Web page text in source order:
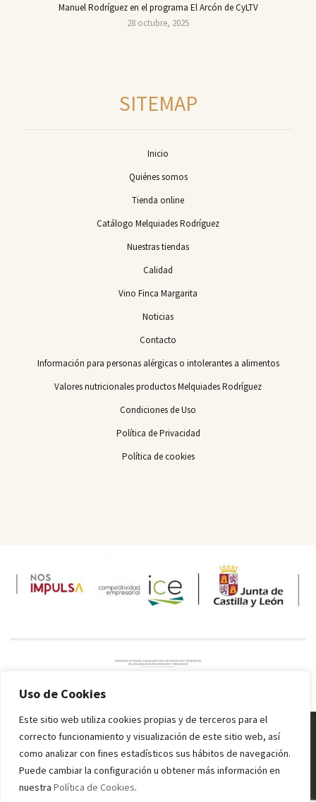
Uso de Cookies
Este sitio web utiliza cookies propias y de terceros para el
correcto funcionamiento y visualización de este sitio web, así
como analizar con fines estadísticos sus hábitos de navegación.
Puede cambiar la configuración u obtener más información en
nuestra Política de Cookies.
Manuel Rodríguez en el programa El Arcón de CyLTV
28 octubre, 2025
SITEMAP
Inicio
Quiénes somos
Tienda online
Catálogo Melquiades Rodríguez
Nuestras tiendas
Calidad
Vino Finca Margarita
Noticias
Contacto
Información para personas alérgicas o intolerantes a alimentos
Valores nutricionales productos Melquiades Rodríguez
Condiciones de Uso
Política de Privacidad
Política de cookies
Melquiades Rodríguez
© 2016 - 2024 Todos los derechos reservados.
Inicio
Información sobre alérgenos Valores nutricionales
Condiciones
de uso
Política de Privacidad